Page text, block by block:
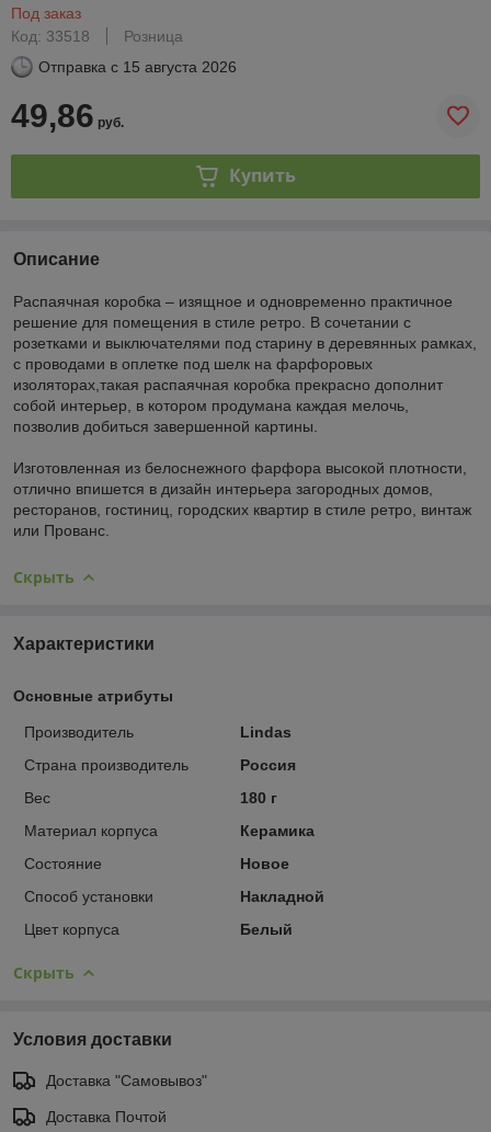
Под заказ
Код: 33518
Розница
Отправка с 15 августа 2026
49,86 руб.
Купить
Описание
Распаячная коробка – изящное и одновременно практичное
решение для помещения в стиле ретро. В сочетании с
розетками и выключателями под старину в деревянных рамках,
с проводами в оплетке под шелк на фарфоровых
изоляторах,такая распаячная коробка прекрасно дополнит
собой интерьер, в котором продумана каждая мелочь,
позволив добиться завершенной картины.
Изготовленная из белоснежного фарфора высокой плотности,
отлично впишется в дизайн интерьера загородных домов,
ресторанов, гостиниц, городских квартир в стиле ретро, винтаж
или Прованс.
Скрыть
Характеристики
Основные атрибуты
Производитель
Lindas
Страна производитель
Россия
Вес
180 г
Материал корпуса
Керамика
Состояние
Новое
Способ установки
Накладной
Цвет корпуса
Белый
Скрыть
Условия доставки
Доставка "Самовывоз"
Доставка Почтой